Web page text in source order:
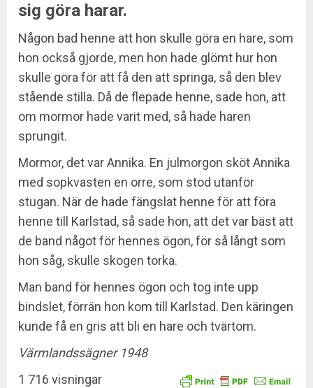
sig göra harar.
Någon bad henne att hon skulle göra en hare, som
hon också gjorde, men hon hade glömt hur hon
skulle göra för att få den att springa, så den blev
stående stilla. Då de flepade henne, sade hon, att
om mormor hade varit med, så hade haren
sprungit.
Mormor, det var Annika. En julmorgon sköt Annika
med sopkvasten en orre, som stod utanför
stugan. När de hade fängslat henne för att föra
henne till Karlstad, så sade hon, att det var bäst att
de band något för hennes ögon, för så långt som
hon såg, skulle skogen torka.
Man band för hennes ögon och tog inte upp
bindslet, förrän hon kom till Karlstad. Den käringen
kunde få en gris att bli en hare och tvärtom.
Värmlandssägner 1948
1 716 visningar